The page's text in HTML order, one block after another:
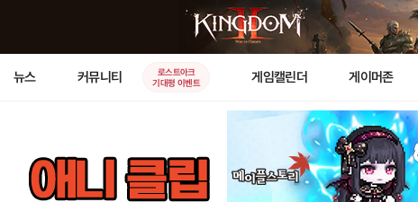
뉴스 커뮤니티
로스트아크
기대평 이벤트
게임캘린더 게이머존